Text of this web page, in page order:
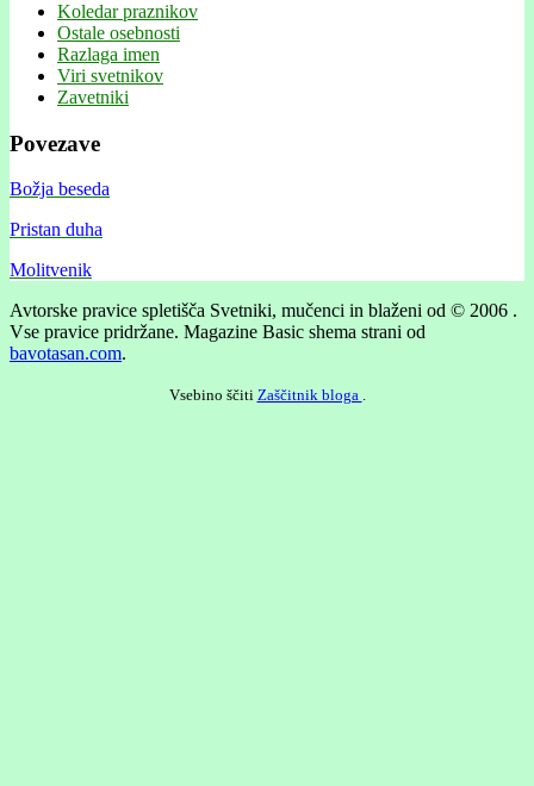
Koledar praznikov
Ostale osebnosti
Razlaga imen
Viri svetnikov
Zavetniki
Povezave
Božja beseda
Pristan duha
Molitvenik
Avtorske pravice spletišča Svetniki, mučenci in blaženi od © 2006 .
Vse pravice pridržane. Magazine Basic shema strani od
bavotasan.com.
Vsebino ščiti Zaščitnik bloga .